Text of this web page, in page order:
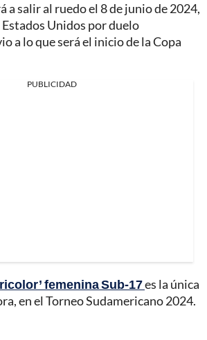
a salir al ruedo el 8 de junio de 2024,
Unidos por duelo
a lo que será el inicio de la Copa
PUBLICIDAD
femenina Sub-17es la única
en el Torneo Sudamericano 2024.